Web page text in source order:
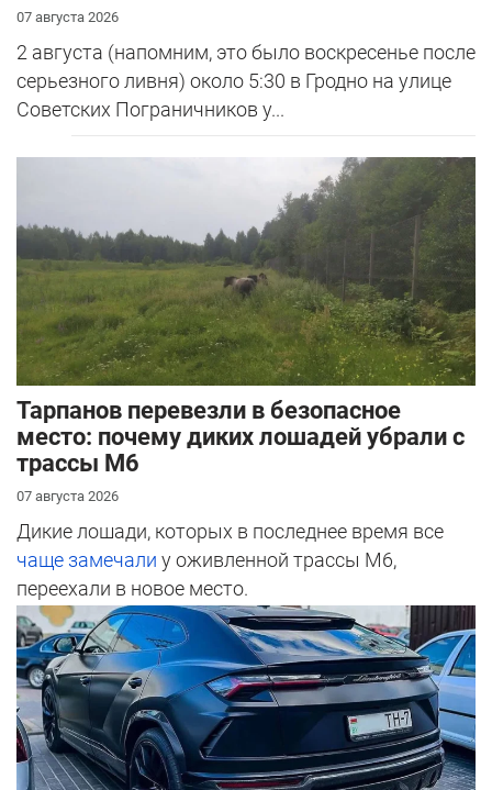
07 августа 2026
2 августа (напомним, это было воскресенье после
серьезного ливня) около 5:30 в Гродно на улице
Советских Пограничников у...
Тарпанов перевезли в безопасное
место: почему диких лошадей убрали с
трассы М6
07 августа 2026
Дикие лошади, которых в последнее время все
чаще замечали у оживленной трассы М6,
переехали в новое место.